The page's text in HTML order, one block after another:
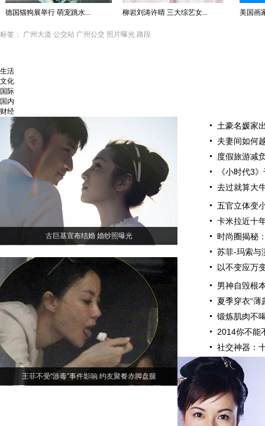
德国猫狗展举行 萌宠跳水... 柳岩刘涛许晴 三大综艺女... 美国画
标签： 广州大道 公交站 广州公交 照片曝光 路段
生活
文化
国际
国内
财经
古巨基宣布结婚 婚纱照曝光
王菲不受“涉毒”事件影响 约友聚餐赤脚盘腿
土豪名媛家
夫妻间如何
度假旅游减
《小时代3
去过就算大
五官立体变
卡米拉近十
时尚圈揭秘
苏菲-玛索与
以不变应万
男神自毁根
夏季穿衣“薄
锻炼肌肉不
2014你不能
社交神器：